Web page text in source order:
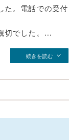
た。電話での受付
切でした。...
続きを読む